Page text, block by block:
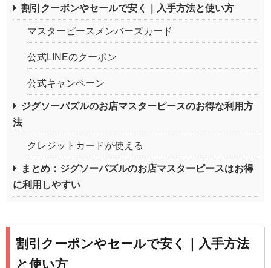
割引クーポンやセールで安く｜入手方法と使い方
マスターピースメンバーズカード
公式LINEのクーポン
公式キャンペーン
ジグソーパズルのお店マスターピースのお得な利用方
法
クレジットカードが使える
まとめ：ジグソーパズルのお店マスターピースはお得
に利用しやすい
割引クーポンやセールで安く｜入手方法
と使い方